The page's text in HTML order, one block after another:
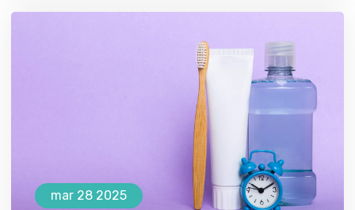
mar 28 2025